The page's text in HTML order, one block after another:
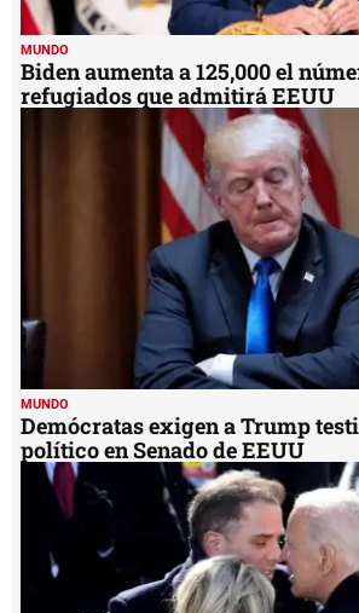
MUNDO
Biden aumenta a 125,000 el
refugiados que admitirá EEUU
MUNDO
Demócratas exigen a Trump
político en Senado de EEUU